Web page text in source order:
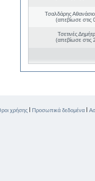
Τσαλδάρης
(απεβίωσε στις
Τσετινές
(απεβίωσε στις
χρήσης | Προσωπικά δεδομένα |